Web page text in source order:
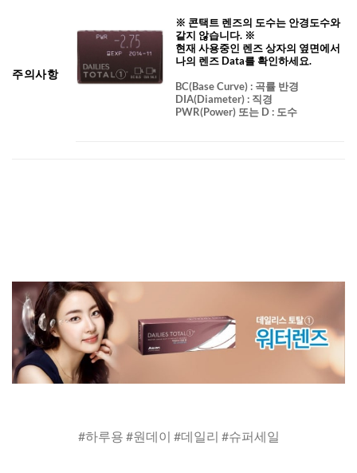
주의사항
※ 콘택트 렌즈의 도수는 안경도수와
같지 않습니다. ※
현재 사용중인 렌즈 상자의 옆면에서
나의 렌즈 Data를 확인하세요.
BC(Base Curve): 곡률 반경
DIA(Diameter) : 직경
PWR(Power) 또는 D : 도수
#하루용 #원데이 #데일리 #슈퍼세일